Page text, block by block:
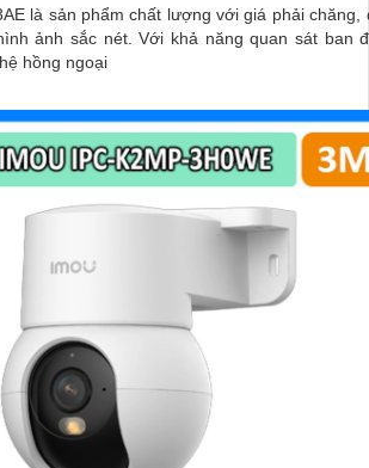
là sản phẩm chất lượng với giá phải chăng,
ảnh sắc nét. Với khả năng quan sát ban
hồng ngoại